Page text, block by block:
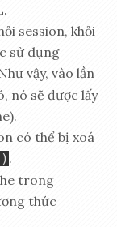
session, khỏi
sử dụng
vậy, vào lần
nó sẽ được lấy
có thể bị xoá
.
trong
thức